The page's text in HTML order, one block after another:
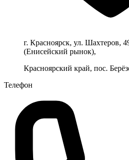
г. Красноярск, ул. Шахтеров,
(Енисейский рынок),
Красноярский край, пос.
Телефон